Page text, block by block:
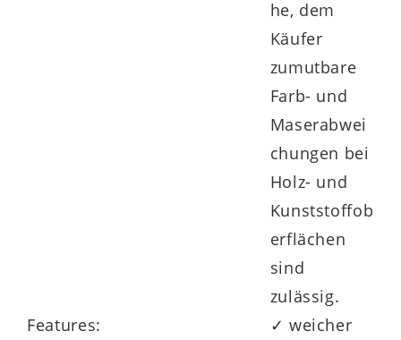
he, dem
Käufer
zumutbare
Farb- und
Maserabwei
chungen bei
Holz- und
Kunststoffob
erflächen
sind
zulässig.
Features:
✓ weicher